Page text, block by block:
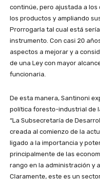
continúe, pero ajustada a
los productos y ampliando
Prorrogarla tal cual está
instrumento. Con casi 20
aspectos a mejorar y a
de una Ley con mayor
funcionaria.
De esta manera, Santinoni
política foresto-industrial de
“La Subsecretaría de
creada al comienzo de la
ligado a la importancia y
principalmente de las
rango en la administración y
Claramente, este es un